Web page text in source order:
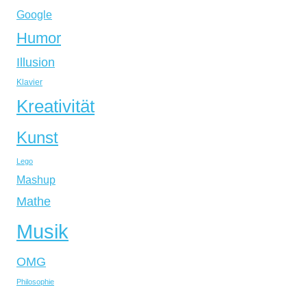
Google
Humor
Illusion
Klavier
Kreativität
Kunst
Lego
Mashup
Mathe
Musik
OMG
Philosophie